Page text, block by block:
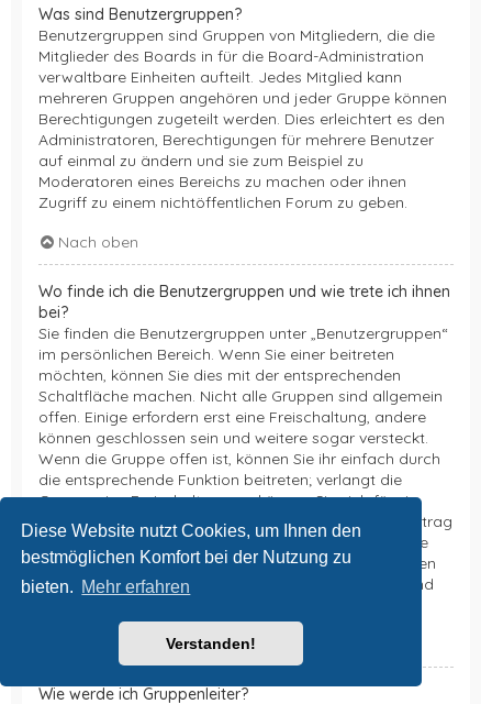
Diese Website nutzt Cookies, um Ihnen den
bestmöglichen Komfort bei der Nutzung zu
bieten. Mehr erfahren
Verstanden!
Was sind Benutzergruppen?
Benutzergruppen sind Gruppen von Mitgliedern, die die
Mitglieder des Boards in für die Board-Administration
verwaltbare Einheiten aufteilt. Jedes Mitglied kann
mehreren Gruppen angehören und jeder Gruppe können
Berechtigungen zugeteilt werden. Dies erleichtert es den
Administratoren, Berechtigungen für mehrere Benutzer
auf einmal zu ändern und sie zum Beispiel zu
Moderatoren eines Bereichs zu machen oder ihnen
Zugriff zu einem nichtöffentlichen Forum zu geben.
Nach oben
Wo finde ich die Benutzergruppen und wie trete ich ihnen
bei?
Sie finden die Benutzergruppen unter „Benutzergruppen“
im persönlichen Bereich. Wenn Sie einer beitreten
möchten, können Sie dies mit der entsprechenden
Schaltfläche machen. Nicht alle Gruppen sind allgemein
offen. Einige erfordern erst eine Freischaltung, andere
können geschlossen sein und weitere sogar versteckt.
Wenn die Gruppe offen ist, können Sie ihr einfach durch
die entsprechende Funktion beitreten; verlangt die
Gruppe eine Freischaltung, so können Sie sich für sie
bewerben. Ein Gruppenleiter muss daraufhin Ihren Antrag
annehmen. Er könnte fragen, warum Sie in die Gruppe
aufgenommen werden möchten. Bitte belästige keinen
Gruppenleiter, wenn er Sie ablehnt, er wird einen Grund
Wie werde ich Gruppenleiter?